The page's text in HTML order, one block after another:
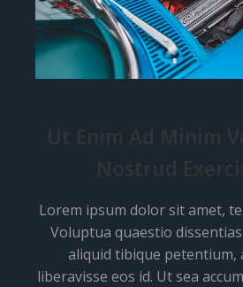
Ut Enim Ad Minim
Nostrud
Lorem ipsum dolor sit amet,
Voluptua quaestio
aliquid tibique petentium,
liberavisse eos id. Ut sea